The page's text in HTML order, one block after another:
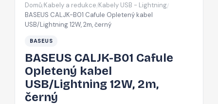
Domů/Kabely a redukce/Kabely USB - Lightning/
BASEUS CALJK-B01 Cafule Opletený kabel
USB/Lightning 12W, 2m, černý
BASEUS
BASEUS CALJK-B01 Cafule
Opletený kabel
USB/Lightning 12W, 2m,
černý